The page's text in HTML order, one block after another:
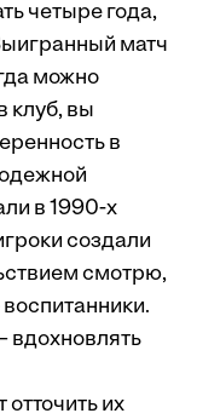
четыре года,
матч
можно
клуб, вы
в
в 1990-х
создали
смотрю,
вдохновлять
их